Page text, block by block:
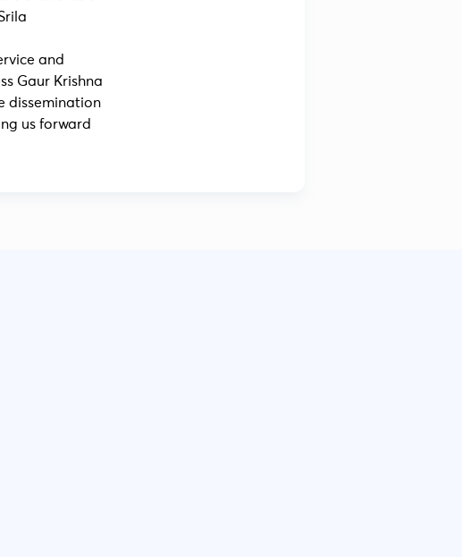
and
Gaur Krishna
dissemination
us forward